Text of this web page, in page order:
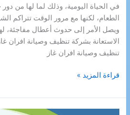
في الحياة اليومية، وذلك لما لها من
الطعام، لكنها مع مرور الوقت تتراكم
ويصل الأمر إلى حدوث أعطال مفاجئة،
الاستعانة بشركة تنظيف وصيانة افران
تنظيف وصيانة افران غاز
شركة
وصيانة
افران
قراءة المزيد »